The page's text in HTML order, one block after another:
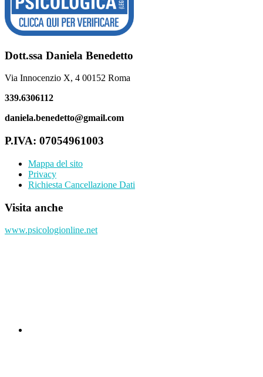
Dott.ssa Daniela Benedetto
Via Innocenzio X, 4 00152 Roma
339.6306112
daniela.benedetto@gmail.com
P.IVA: 07054961003
Mappa del sito
Privacy
Richiesta Cancellazione Dati
Visita anche
www.psicologionline.net